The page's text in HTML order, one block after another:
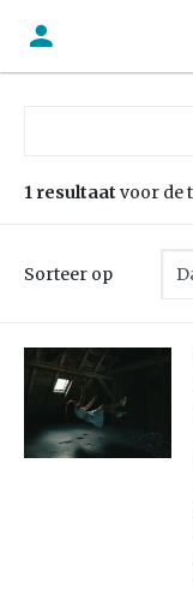
1 resultaat voor de
Sorteer op